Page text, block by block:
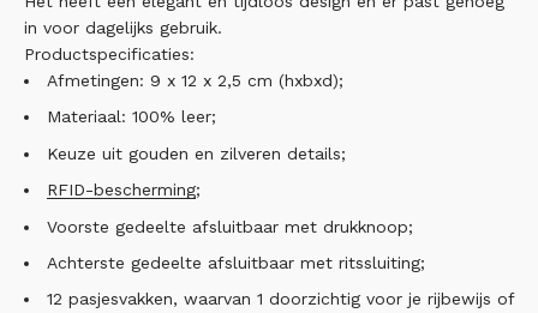
in voor dagelijks gebruik.
Productspecificaties:
Afmetingen: 9 x 12 x 2,5 cm (hxbxd);
Materiaal: 100% leer;
Keuze uit gouden en zilveren details;
RFID-bescherming;
Voorste gedeelte afsluitbaar met drukknoop;
Achterste gedeelte afsluitbaar met ritssluiting;
12 pasjesvakken, waarvan 1 doorzichtig voor je rijbewijs of